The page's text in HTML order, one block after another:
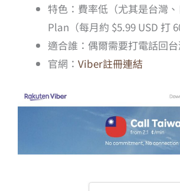
特色：費率低（尤其是台灣
Plan（每月約 $5.99 USD 打
適合誰：偶爾需要打電話回
官網： Viber註冊連結